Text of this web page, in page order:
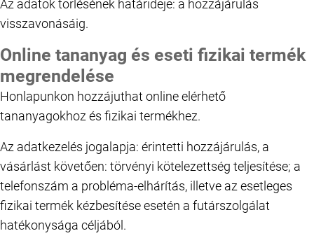
Az adatok törlésének határideje: a hozzájárulás
visszavonásáig.
Online tananyag és eseti fizikai termék
megrendelése
Honlapunkon hozzájuthat online elérhető
tananyagokhoz és fizikai termékhez.
Az adatkezelés jogalapja: érintetti hozzájárulás, a
vásárlást követően: törvényi kötelezettség teljesítése; a
telefonszám a probléma-elhárítás, illetve az esetleges
fizikai termék kézbesítése esetén a futárszolgálat
hatékonysága céljából.